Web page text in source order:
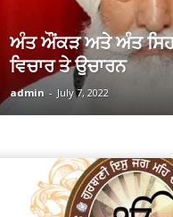
ਅੰਤ ਔਂਕੜ ਅਤੇ ਅੰਤ
ਵਿਚਾਰ ਤੇ ਉਚਾਰਨ
admin - July 7, 2022